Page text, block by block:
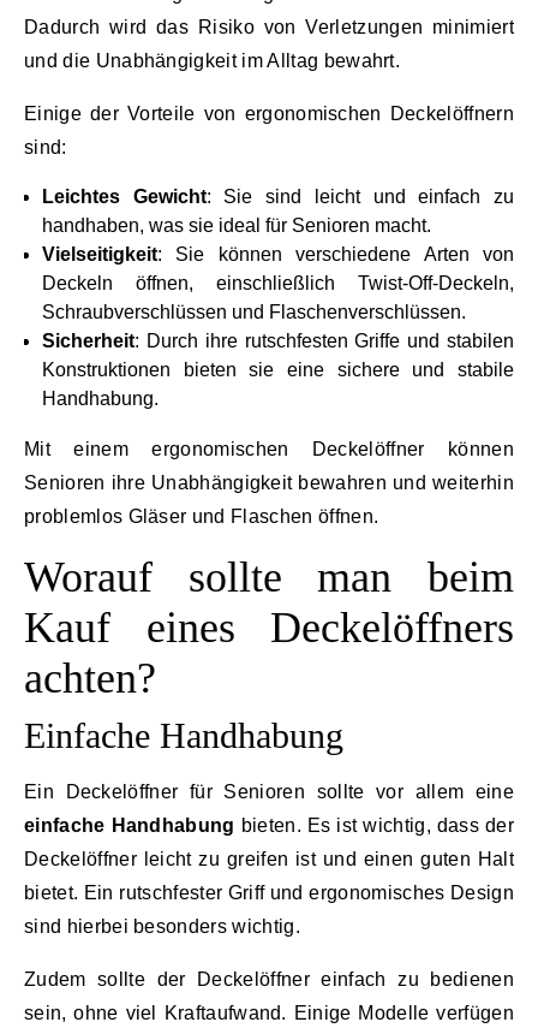
Dadurch wird das Risiko von Verletzungen minimiert
und die Unabhängigkeit im Alltag bewahrt.
Einige der Vorteile von ergonomischen Deckelöffnern
sind:
Leichtes Gewicht: Sie sind leicht und einfach zu
handhaben, was sie ideal für Senioren macht.
Vielseitigkeit: Sie können verschiedene Arten von
Deckeln öffnen, einschließlich Twist-Off-Deckeln,
Schraubverschlüssen und Flaschenverschlüssen.
Sicherheit: Durch ihre rutschfesten Griffe und stabilen
Konstruktionen bieten sie eine sichere und stabile
Handhabung.
Mit einem ergonomischen Deckelöffner können
Senioren ihre Unabhängigkeit bewahren und weiterhin
problemlos Gläser und Flaschen öffnen.
Worauf sollte man beim
Kauf eines Deckelöffners
achten?
Einfache Handhabung
Ein Deckelöffner für Senioren sollte vor allem eine
einfache Handhabung bieten. Es ist wichtig, dass der
Deckelöffner leicht zu greifen ist und einen guten Halt
bietet. Ein rutschfester Griff und ergonomisches Design
sind hierbei besonders wichtig.
Zudem sollte der Deckelöffner einfach zu bedienen
sein, ohne viel Kraftaufwand. Einige Modelle verfügen